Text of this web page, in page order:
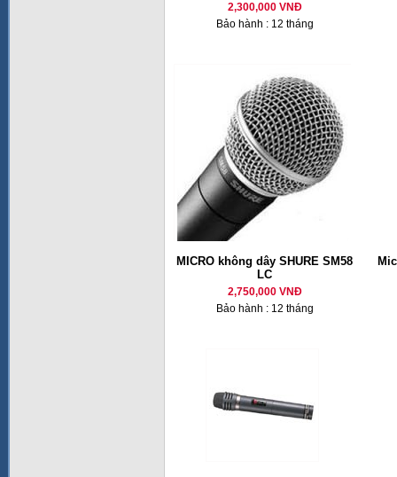
2,300,000 VNĐ
Bảo hành : 12 tháng
MICRO không dây SHURE SM58
LC
2,750,000 VNĐ
Bảo hành : 12 tháng